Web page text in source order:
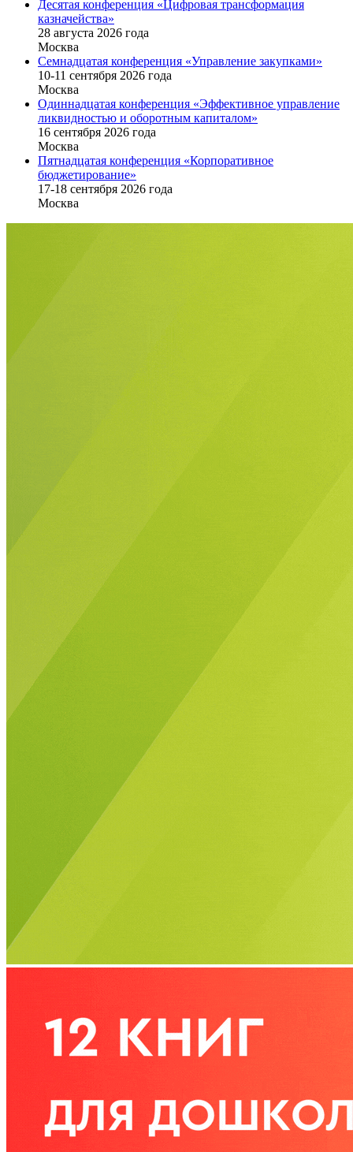
Десятая конференция «Цифровая трансформация
казначейства»
28 августа 2026 года
Москва
Семнадцатая конференция «Управление закупками»
10-11 сентября 2026 года
Москва
Одиннадцатая конференция «Эффективное управление
ликвидностью и оборотным капиталом»
16 cентября 2026 года
Москва
Пятнадцатая конференция «Корпоративное
бюджетирование»
17-18 сентября 2026 года
Москва